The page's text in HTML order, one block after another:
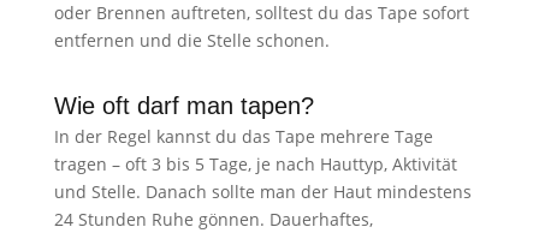
oder Brennen auftreten, solltest du das Tape sofort
entfernen und die Stelle schonen.
Wie oft darf man tapen?
In der Regel kannst du das Tape mehrere Tage
tragen – oft 3 bis 5 Tage, je nach Hauttyp, Aktivität
und Stelle. Danach sollte man der Haut mindestens
24 Stunden Ruhe gönnen. Dauerhaftes,